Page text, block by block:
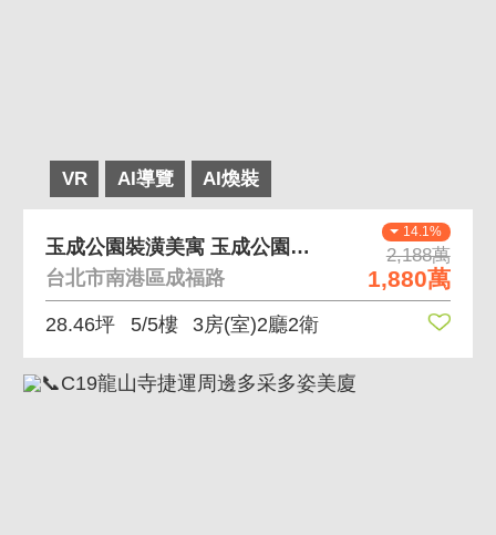
VR AI導覽 AI煥裝
14.1%
2,188萬
1,880萬
玉成公園裝潢美寓 玉成公園旁，生活機能方便
台北市南港區成福路
28.46坪 5/5樓 3房(室)2廳2衛